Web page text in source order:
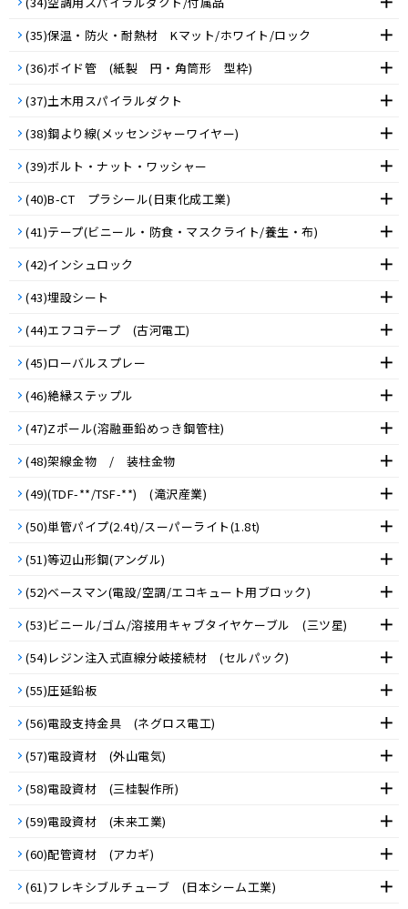
(35)保温・防火・耐熱材 Kマット/ホワイト/ロック
(36)ボイド管 (紙製 円・角筒形 型枠)
(37)土木用スパイラルダクト
(38)鋼より線(メッセンジャーワイヤー)
(39)ボルト・ナット・ワッシャー
(40)B-CT プラシール(日東化成工業)
(41)テープ(ビニール・防食・マスクライト/養生・布)
(42)インシュロック
(43)埋設シート
(44)エフコテープ (古河電工)
(45)ローバルスプレー
(46)絶縁ステップル
(47)Zポール(溶融亜鉛めっき鋼管柱)
(48)架線金物 / 装柱金物
(49)(TDF-**/TSF-**) (滝沢産業)
(50)単管パイプ(2.4t)/スーパーライト(1.8t)
(51)等辺山形鋼(アングル)
(52)ベースマン(電設/空調/エコキュート用ブロック)
(53)ビニール/ゴム/溶接用キャブタイヤケーブル (三ツ星)
(54)レジン注入式直線分岐接続材 (セルパック)
(55)圧延鉛板
(56)電設支持金具 (ネグロス電工)
(57)電設資材 (外山電気)
(58)電設資材 (三桂製作所)
(59)電設資材 (未来工業)
(60)配管資材 (アカギ)
(61)フレキシブルチューブ (日本シーム工業)